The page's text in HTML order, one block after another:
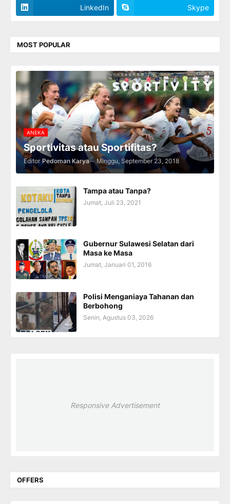
LinkedIn Skype
MOST POPULAR
ANEKA
Sportivitas atau Sportifitas?
Editor Pedoman Karya - Minggu, September 23, 2018
Tampa atau Tanpa?
Jumat, Juli 23, 2021
Gubernur Sulawesi Selatan dari
Masa ke Masa
Jumat, Januari 01, 2016
Polisi Menganiaya Tahanan dan
Berbohong
Senin, Agustus 03, 2026
Responsive Advertisement
OFFERS